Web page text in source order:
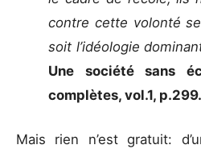
contre cette volonté
soit l’idéologie
Une société sans
complètes, vol.1, p.299.
Mais rien n’est gratuit: